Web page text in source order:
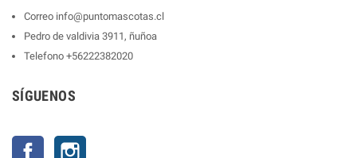
Correo info@puntomascotas.cl
Pedro de valdivia 3911, ñuñoa
Telefono +56222382020
SÍGUENOS
Facebook